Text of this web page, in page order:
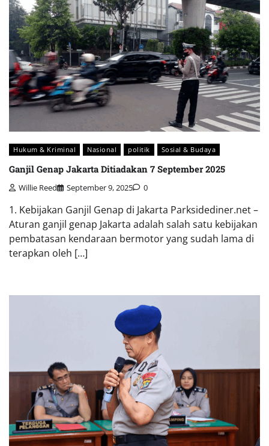
Hukum & Kriminal Nasional politik Sosial & Budaya
Ganjil Genap Jakarta Ditiadakan 7 September 2025
Willie Reed September 9, 2025 0
1. Kebijakan Ganjil Genap di Jakarta Parksidediner.net –
Aturan ganjil genap Jakarta adalah salah satu kebijakan
pembatasan kendaraan bermotor yang sudah lama di
terapkan oleh […]